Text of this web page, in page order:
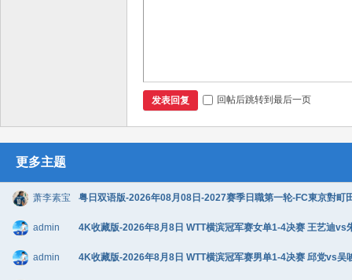
发表回复 回帖后跳转到最后一页
更多主题
萧李素宝 粤日双语版-2026年08月08日-2027赛季日職第一轮-FC東京對町
admin 4K收藏版-2026年8月8日 WTT横滨冠军赛女单1-4决赛 王艺迪vs
admin 4K收藏版-2026年8月8日 WTT横滨冠军赛男单1-4决赛 邱党vs吴